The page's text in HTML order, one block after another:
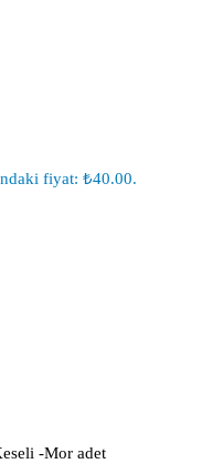
fiyat: ₺40.00.
-Mor adet